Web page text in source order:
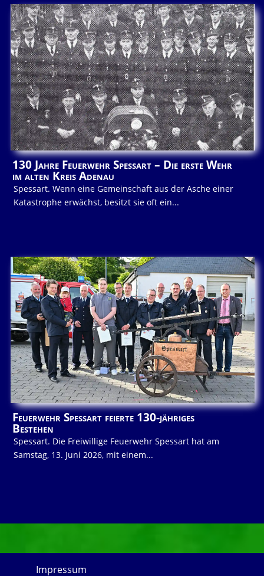
130 Jahre Feuerwehr Spessart – Die erste Wehr
im alten Kreis Adenau
Spessart. Wenn eine Gemeinschaft aus der Asche einer
Katastrophe erwächst, besitzt sie oft ein...
Feuerwehr Spessart feierte 130-jähriges
Bestehen
Spessart. Die Freiwillige Feuerwehr Spessart hat am
Samstag, 13. Juni 2026, mit einem...
Impressum